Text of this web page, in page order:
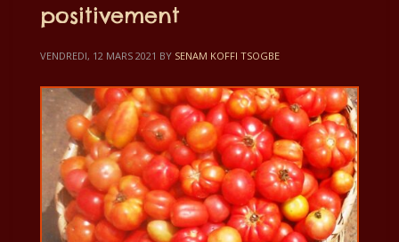
positivement
VENDREDI, 12 MARS 2021 BY SENAM KOFFI TSOGBE